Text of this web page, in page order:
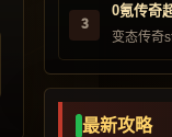
3
0氪传奇
变态传奇
最新攻略